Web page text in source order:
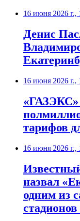
16 июня 2026 г.,
Денис
16 июня 2026 г.,
«ГАЗЭКС»
тарифов
16 июня 2026 г.,
назвал
одним из